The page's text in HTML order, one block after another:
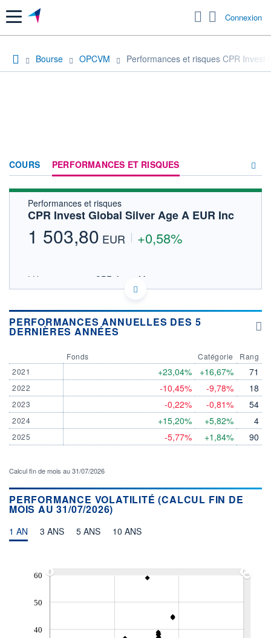
Menu Connexion
Bourse OPCVM Performances et risques CPR Invest
COURS PERFORMANCES ET RISQUES
FORUM
Performances et risques
CPR Invest Global Silver Age A EUR Inc
1 503,80 EUR +0,58%
LU1291158407 - CPR Asset Management
OPCVM DERNIER COURS CONNU AU 04/08/2026
03/12 02/04
1 300
1 400
CATÉGORIE MORNINGSTAR
Actions Secteur Santé
ÉLIGIBILITÉ
PEA PEA-PME BOURSOVIE LUX
BOURSOVIE
CTO BUSINESS
NOTATION MORNINGSTAR ⁽¹⁾
PERFORMANCES ANNUELLES DES 5
DERNIÈRES ANNÉES
2021
2022
2023
2024
2025
Fonds
+23,04%
-10,45%
-0,22%
+15,20%
-5,77%
Catégorie
+16,67%
-9,78%
-0,81%
+5,82%
+1,84%
Rang
71
18
54
4
90
Calcul fin de mois au 31/07/2026
PERFORMANCE VOLATILITÉ (CALCUL FIN DE
MOIS AU 31/07/2026)
1 AN 3 ANS 5 ANS 10 ANS
40
50
60